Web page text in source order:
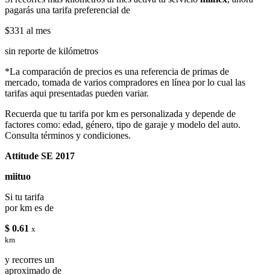
pagarás una tarifa preferencial de
$331 al mes
sin reporte de kilómetros
*La comparación de precios es una referencia de primas de
mercado, tomada de varios compradores en línea por lo cual las
tarifas aqui presentadas pueden variar.
Recuerda que tu tarifa por km es personalizada y depende de
factores como: edad, género, tipo de garaje y modelo del auto.
Consulta términos y condiciones.
Attitude SE 2017
miituo
Si tu tarifa
por km es de
$ 0.61 x
km
y recorres un
aproximado de